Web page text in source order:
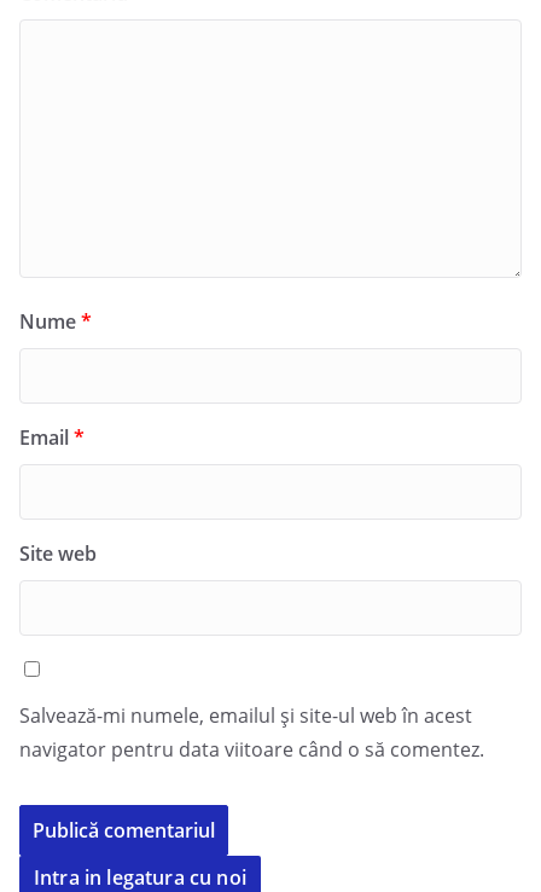
Nume*
Email*
Site web
Salvează-mi numele, emailul și site-ul web în acest
navigator pentru data viitoare când o să comentez.
Intra in legatura cu noi